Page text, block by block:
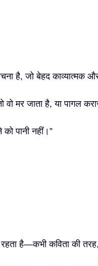
है, जो बेहद काव्यात्मक
मर जाता है, या पागल
पानी नहीं।”
रहता है—कभी कविता की